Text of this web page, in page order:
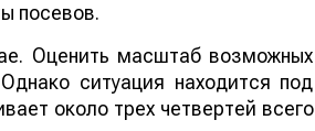
посевов.
Оценить масштаб возможных
ситуация находится под
около трех четвертей всего